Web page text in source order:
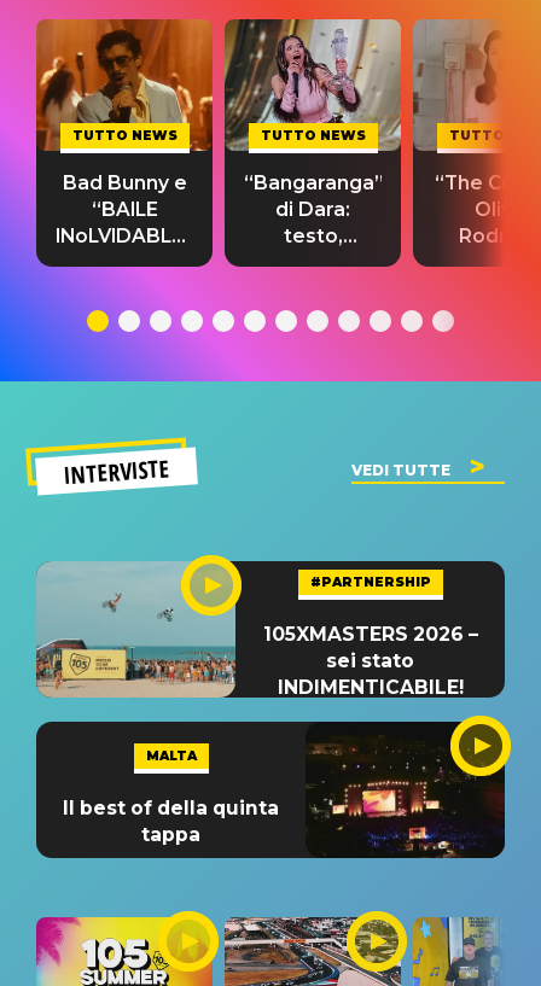
TUTTO NEWS
Bad Bunny e
“BAILE
INoLVIDABLE”:
testo,
significato
TUTTO NEWS
“Bangaranga”
di Dara:
testo,
traduzione e
del singolo
TUTTO
“The
Olivia
testo,
INTERVISTE VEDI TUTTE
#PARTNERSHIP
105XMASTERS 2026 –
sei stato
INDIMENTICABILE!
MALTA
Il best of della quinta
tappa